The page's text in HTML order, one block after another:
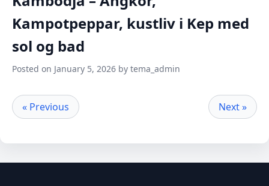
Kampotpeppar, kustliv i Kep med
sol og bad
Posted on January 5, 2026 by tema_admin
« Previous Next »